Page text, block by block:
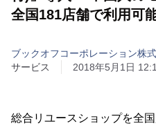
全国181店舗で利用可
ブックオフコーポレーション株
サービス
2018年5月1日
総合リユースショップを全